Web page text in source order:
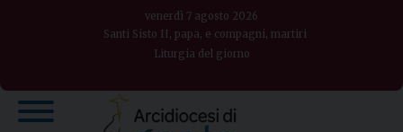
venerdì 7 agosto 2026
Santi Sisto II, papa, e compagni, martiri
Liturgia del giorno